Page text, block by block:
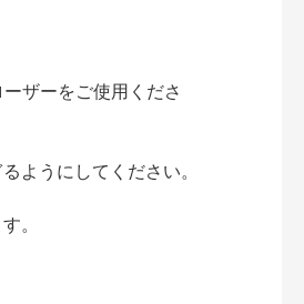
ザーをご使用くださ
ようにしてください。
。